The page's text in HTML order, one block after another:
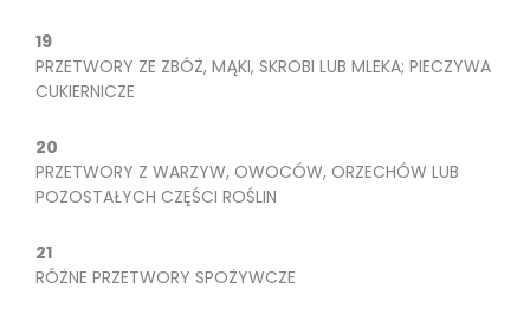
19
PRZETWORY ZE ZBÓŻ, MĄKI, SKROBI LUB MLEKA; PIECZYWA
CUKIERNICZE
20
PRZETWORY Z WARZYW, OWOCÓW, ORZECHÓW LUB
POZOSTAŁYCH CZĘŚCI ROŚLIN
21
RÓŻNE PRZETWORY SPOŻYWCZE